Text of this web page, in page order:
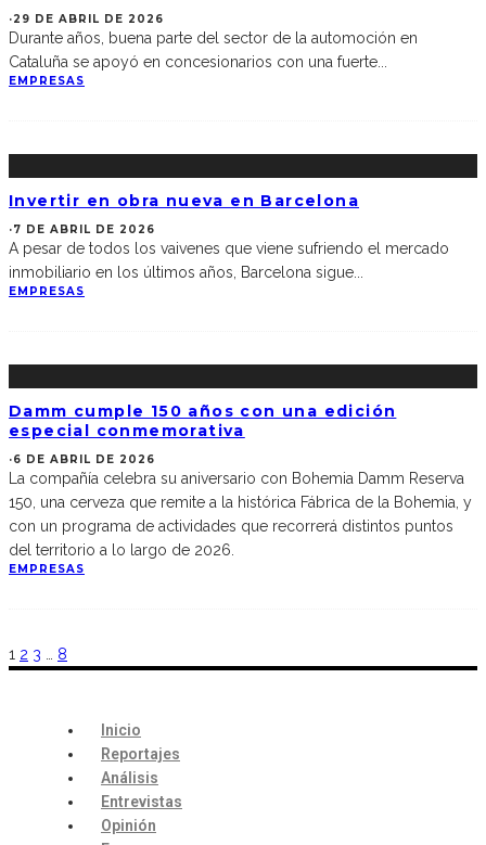
·29 DE ABRIL DE 2026
Durante años, buena parte del sector de la automoción en
Cataluña se apoyó en concesionarios con una fuerte
EMPRESAS
Invertir en obra nueva en Barcelona
·7 DE ABRIL DE 2026
A pesar de todos los vaivenes que viene sufriendo el mercado
inmobiliario en los últimos años, Barcelona sigue...
EMPRESAS
Damm cumple 150 años con una edición
especial conmemorativa
·6 DE ABRIL DE 2026
La compañía celebra su aniversario con Bohemia Damm Reserva
150, una cerveza que remite a la histórica Fábrica de la Bohemia, y
con un programa de actividades que recorrerá distintos puntos
del territorio a lo largo de 2026.
EMPRESAS
1 2 3 … 8
Inicio
Reportajes
Análisis
Entrevistas
Opinión